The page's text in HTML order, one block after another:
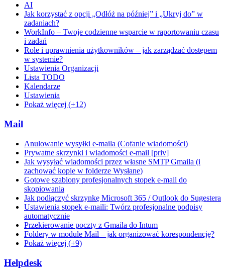
AI
Jak korzystać z opcji „Odłóż na później” i „Ukryj do” w
zadaniach?
WorkInfo – Twoje codzienne wsparcie w raportowaniu czasu
i zadań
Role i uprawnienia użytkowników – jak zarządzać dostępem
w systemie?
Ustawienia Organizacji
Lista TODO
Kalendarze
Ustawienia
Pokaż więcej (+12)
Mail
Anulowanie wysyłki e-maila (Cofanie wiadomości)
Prywatne skrzynki i wiadomości e-mail [priv]
Jak wysyłać wiadomości przez własne SMTP Gmaila (i
zachować kopie w folderze Wysłane)
Gotowe szablony profesjonalnych stopek e-mail do
skopiowania
Jak podłączyć skrzynkę Microsoft 365 / Outlook do Sugestera
Ustawienia stopek e-maili: Twórz profesjonalne podpisy
automatycznie
Przekierowanie poczty z Gmaila do Intum
Foldery w module Mail – jak organizować korespondencję?
Pokaż więcej (+9)
Helpdesk